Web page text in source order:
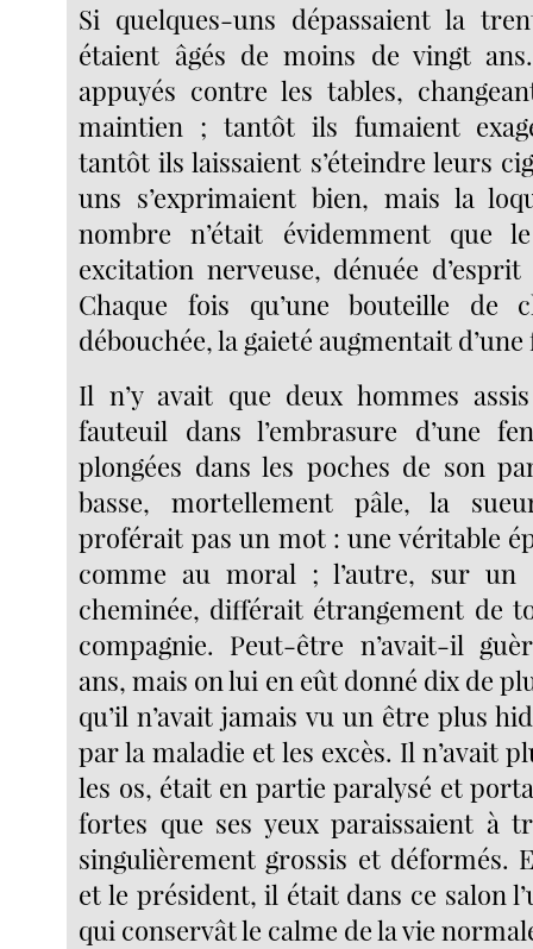
Si quelques-uns dépassaient la
étaient âgés de moins de vingt
appuyés contre les tables,
maintien ; tantôt ils fumaient
tantôt ils laissaient s’éteindre leurs
uns s’exprimaient bien, mais la
nombre n’était évidemment que
excitation nerveuse, dénuée
Chaque fois qu’une bouteille de
débouchée, la gaieté augmentait
Il n’y avait que deux hommes
fauteuil dans l’embrasure d’une
plongées dans les poches de son
basse, mortellement pâle, la
proférait pas un mot : une véritable
comme au moral ; l’autre, sur un
cheminée, différait étrangement de
compagnie. Peut-être n’avait-il
ans, mais on lui en eût donné dix de
qu’il n’avait jamais vu un être plus
par la maladie et les excès. Il n’avait
les os, était en partie paralysé et
fortes que ses yeux paraissaient à
singulièrement grossis et déformés.
et le président, il était dans ce salon
qui conservât le calme de la vie